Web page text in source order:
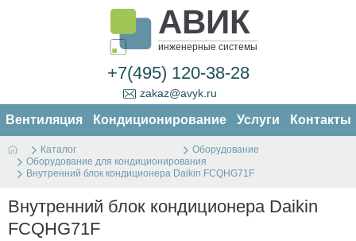
АВИК
инженерные системы
+7(495) 120-38-28
zakaz@avyk.ru
Вентиляция Кондиционирование Услуги Контакты
Каталог
Оборудование
Оборудование для кондиционирования
Внутренний блок кондиционера Daikin FCQHG71F
Внутренний блок кондиционера Daikin
FCQHG71F